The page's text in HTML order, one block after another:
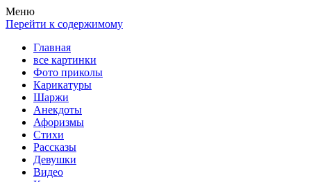
Весела хата — прикольные картинки, смешные истории, клипы!
Покажем всем ваши фото приколы, карикатуры, шаржи, стихи,
Меню
Перейти к содержимому
Главная
все картинки
Фото приколы
Карикатуры
Шаржи
Анекдоты
Афоризмы
Стихи
Рассказы
Девушки
Видео